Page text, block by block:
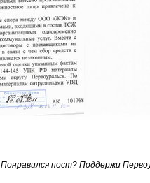
Понравился пост? Поддержи